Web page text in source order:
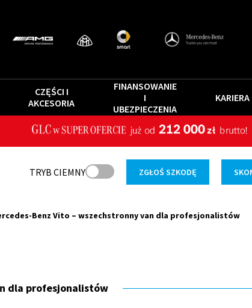
CZĘŚCI I
AKCESORIA
FINANSOWANIE
I
UBEZPIECZENIA
KARIERA
TRYB CIEMNY ZGŁOŚ SZKODĘ
Benz Vito – wszechstronny van dla profesjonalistów
dla profesjonalistów